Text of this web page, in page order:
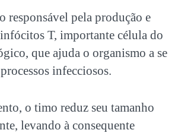
responsável pela produção e
T, importante célula do
que ajuda o organismo a se
infecciosos.
o timo reduz seu tamanho
levando à consequente